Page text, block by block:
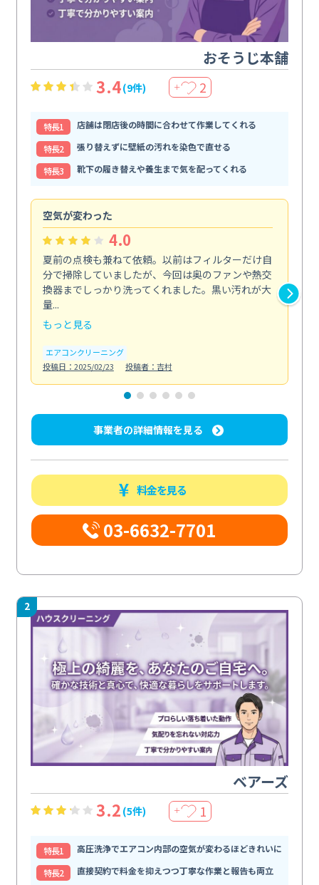
おそうじ本舗
3.4(9件) ＋ 2
特⻑1
店舗は閉店後の時間に合わせて作業してくれる
特⻑2
張り替えずに壁紙の汚れを染色で直せる
特⻑3
靴下の履き替えや養生まで気を配ってくれる
空気が変わった
4.0
夏前の点検も兼ねて依頼。以前はフィルターだけ自
分で掃除していましたが、今回は奥のファンや熱交
換器までしっかり洗ってくれました。黒い汚れが大
量...
もっと見る
エアコンクリーニング
投稿日：2025/02/23
投稿者：吉村
事業者の詳細情報を見る
料金を見る
03-6632-7701
2
ベアーズ
3.2 (5件) ＋ 1
特⻑1
高圧洗浄でエアコン内部の空気が変わるほどきれいに
特⻑2
直接契約で料金を抑えつつ丁寧な作業と報告も両立